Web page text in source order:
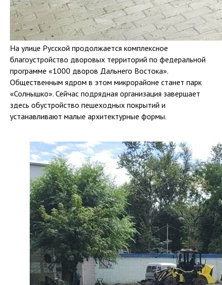
На улице Русской продолжается комплексное
благоустройство дворовых территорий по федеральной
программе «1000 дворов Дальнего Востока».
Общественным ядром в этом микрорайоне станет парк
«Солнышко». Сейчас подрядная организация завершает
здесь обустройство пешеходных покрытий и
устанавливают малые архитектурные формы.